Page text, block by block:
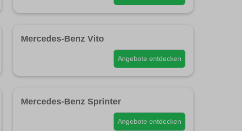
Mercedes-Benz Vito
Angebote entdecken
Mercedes-Benz Sprinter
Angebote entdecken